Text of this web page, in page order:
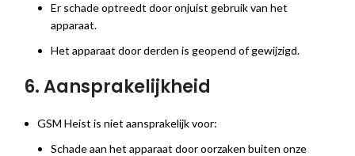
Er schade optreedt door onjuist gebruik van het
apparaat.
Het apparaat door derden is geopend of gewijzigd.
6. Aansprakelijkheid
GSM Heist is niet aansprakelijk voor:
Schade aan het apparaat door oorzaken buiten onze